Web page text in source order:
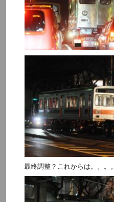
最終調整？これからは。。。。